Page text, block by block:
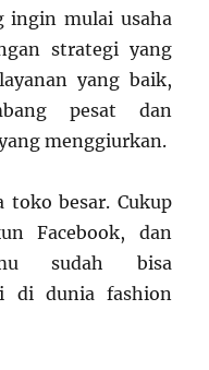
ingin mulai usaha
strategi yang
yang baik,
pesat dan
menggiurkan.
toko besar. Cukup
Facebook, dan
sudah bisa
di dunia fashion